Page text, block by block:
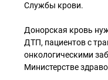
Службы крови.
Донорская кровь
ДТП, пациентов с
онкологическими
Министерстве